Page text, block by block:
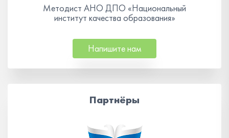
Методист АНО ДПО «Национальный
институт качества образования»
Напишите нам
Партнёры